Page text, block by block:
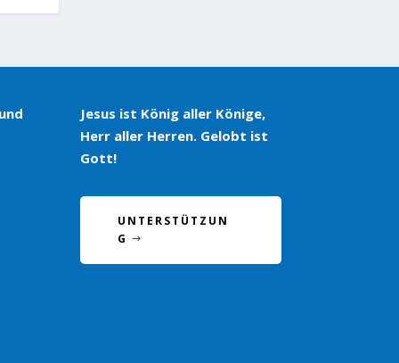
Jesus ist König aller Könige,
Herr aller Herren. Gelobt ist
Gott!
UNTERSTÜTZUN
G